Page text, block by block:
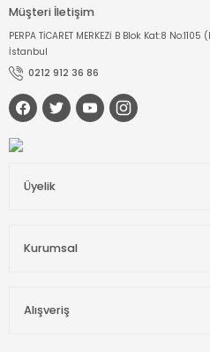
Müşteri İletişim
PERPA TİCARET MERKEZİ B Blok Kat:8
İstanbul
0212 912 36 86
Üyelik
Kurumsal
Alışveriş